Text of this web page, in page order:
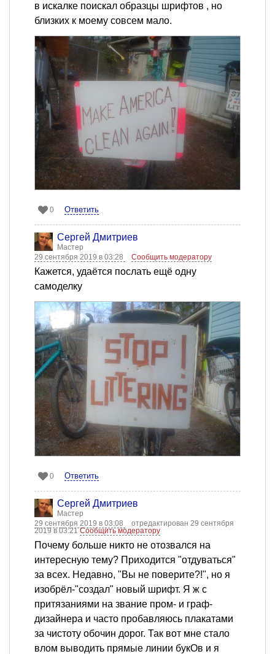
в искалке поискал образцы шрифтов , но
близких к моему совсем мало.
0 Ответить
Сергей Дмитриев
Мастер
29 сентября 2019 в 03:28
Сообщить модератору
Кажется, удаётся послать ещё одну
самоделку
0 Ответить
Сергей Дмитриев
Мастер
29 сентября 2019 в 03:08
отредактирован 29 сентября
2019 в 03:21Сообщить модератору
Почему больше никто не отозвался на
интересную тему? Приходится "отдуваться"
за всех. Недавно, "Вы не поверите?!", но я
изобрёл-"создал" новый шрифт. Я ж с
притязаниями на звание пром- и граф-
дизайнера и часто пробавляюсь плакатами
за чистоту обочин дорог. Так вот мне стало
влом выводить прямые линии букОв и я